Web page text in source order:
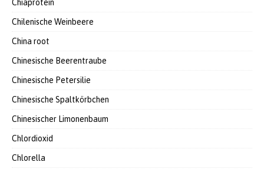
Chiaprotein
Chilenische Weinbeere
China root
Chinesische Beerentraube
Chinesische Petersilie
Chinesische Spaltkörbchen
Chinesischer Limonenbaum
Chlordioxid
Chlorella